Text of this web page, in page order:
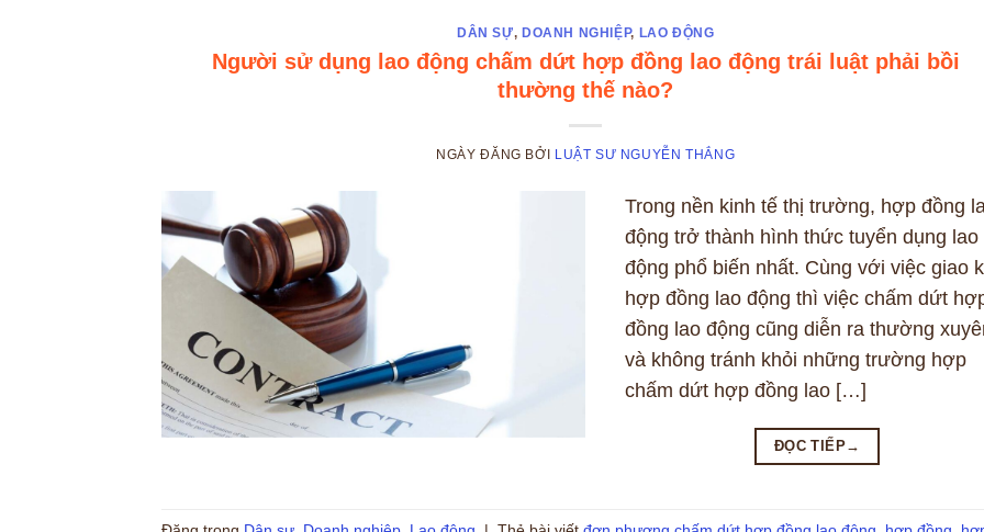
DÂN SỰ, DOANH NGHIỆP, LAO ĐỘNG
Người sử dụng lao động chấm dứt hợp đồng lao động trái luật phải bồi
thường thế nào?
NGÀY ĐĂNG BỞI LUẬT SƯ NGUYỄN THẮNG
Trong nền kinh tế thị trường, hợp đồng
động trở thành hình thức tuyển dụng lao
động phổ biến nhất. Cùng với việc giao
hợp đồng lao động thì việc chấm dứt
đồng lao động cũng diễn ra thường
và không tránh khỏi những trường hợp
chấm dứt hợp đồng lao […]
ĐỌC TIẾP→